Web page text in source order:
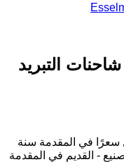
التبريد
سعرًا في المقدمة سنة
- القديم في المقدمة